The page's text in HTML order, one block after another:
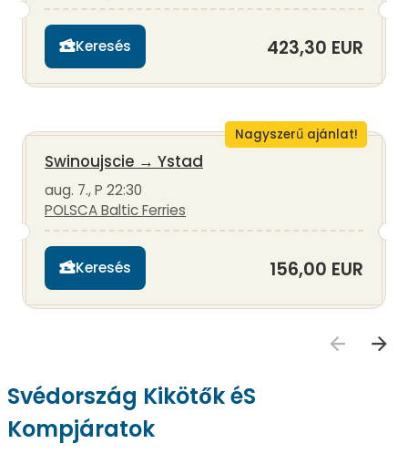
Keresés 423,30 EUR
Nagyszerű ajánlat!
Swinoujscie → Ystad
aug. 7., P 22:30
POLSCA Baltic Ferries
Keresés 156,00 EUR
Svédország Kikötők éS
Kompjáratok